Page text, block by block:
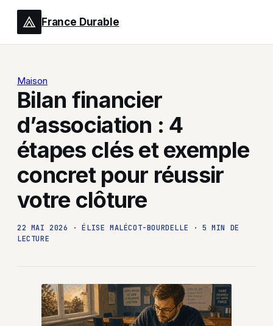
France Durable
Maison
Bilan financier
d’association : 4
étapes clés et exemple
concret pour réussir
votre clôture
22 MAI 2026 · ÉLISE MALÉCOT-BOURDELLE ·
5 MIN DE
LECTURE